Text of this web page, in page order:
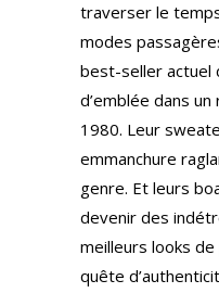
traverser le
modes
best-seller actuel
d’emblée dans
1980. Leur
emmanchure
genre. Et leurs
devenir des
meilleurs looks
quête